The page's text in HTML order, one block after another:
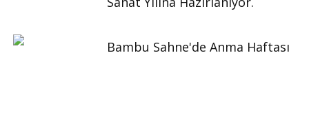
Bambu Sahne'de Anma Haftası